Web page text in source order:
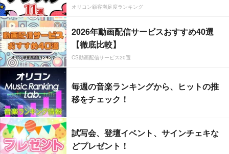
オリコン顧客満足度ランキング
2026年動画配信サービスおすすめ40選
【徹底比較】
CS動画配信サービス20選
毎週の音楽ランキングから、ヒットの推
移をチェック！
試写会、登壇イベント、サインチェキな
どプレゼント！